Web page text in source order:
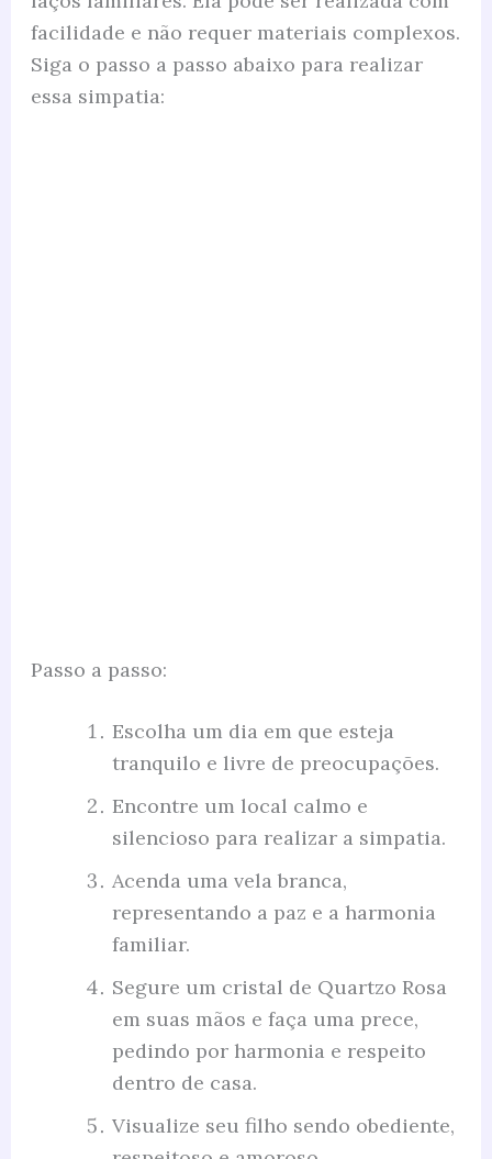
facilidade e não requer materiais complexos.
Siga o passo a passo abaixo para realizar
essa simpatia:
Passo a passo:
Escolha um dia em que esteja
tranquilo e livre de preocupações.
Encontre um local calmo e
silencioso para realizar a simpatia.
Acenda uma vela branca,
representando a paz e a harmonia
familiar.
Segure um cristal de Quartzo Rosa
em suas mãos e faça uma prece,
pedindo por harmonia e respeito
dentro de casa.
Visualize seu filho sendo obediente,